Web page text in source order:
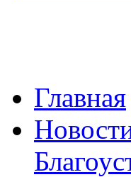
Главная